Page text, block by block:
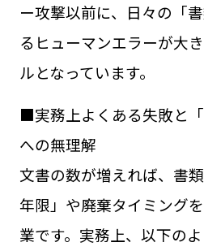
ー攻撃以前に、日々の「
るヒューマンエラーが大
ルとなっています。
■実務上よくある失敗と「
への無理解
文書の数が増えれば、書
年限」や廃棄タイミング
業です。実務上、以下の